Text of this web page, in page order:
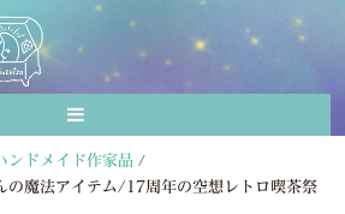
ンドメイド作家品 /
の魔法アイテム/17周年の空想レトロ喫茶祭